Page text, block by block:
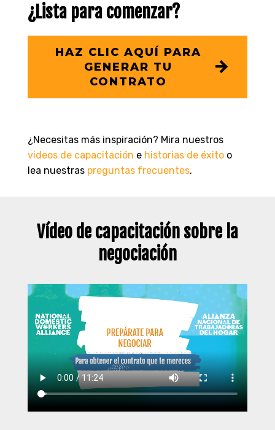
¿Lista para comenzar?
HAZ CLIC AQUÍ PARA
GENERAR TU
CONTRATO
¿Necesitas más inspiración? Mira nuestros
videos de capacitación e historias de éxito o
lea nuestras preguntas frecuentes.
Vídeo de capacitación sobre la
negociación